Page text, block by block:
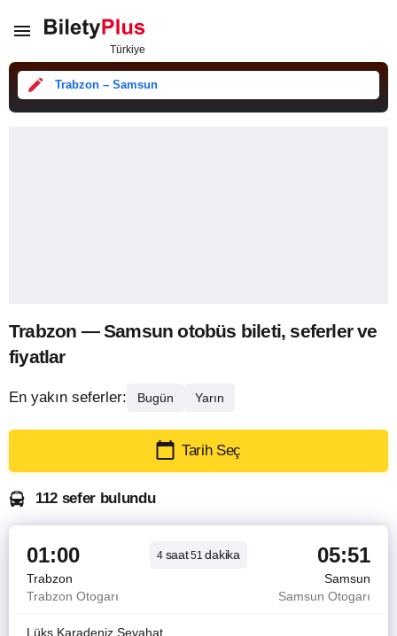
Trabzon – Samsun
Trabzon — Samsun otobüs bileti, seferler ve
fiyatlar
En yakın seferler: Bugün Yarın
Tarih Seç
112 sefer bulundu
01:00 4 saat51dakika 05:51
Trabzon
Samsun
Trabzon Otogarı
Samsun Otogarı
Lüks Karadeniz Seyahat